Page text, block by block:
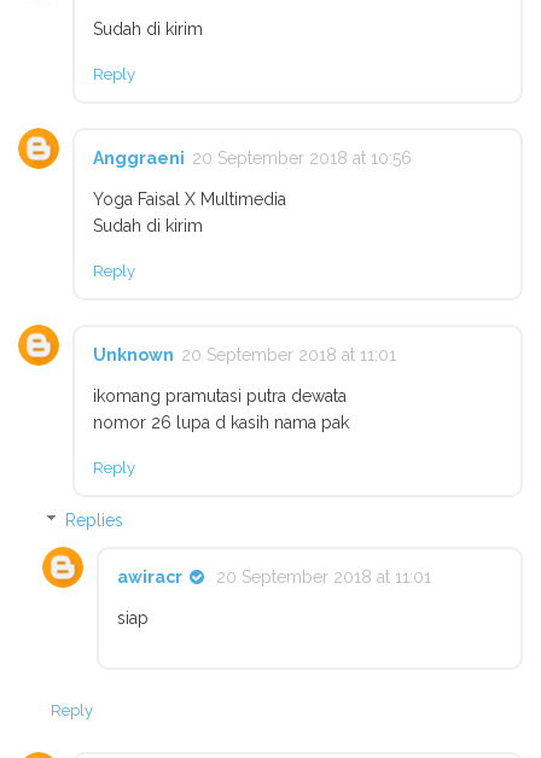
Sudah di kirim
Reply
Anggraeni 20 September 2018 at 10:56
Yoga Faisal X Multimedia
Sudah di kirim
Reply
Unknown 20 September 2018 at 11:01
ikomang pramutasi putra dewata
nomor 26 lupa d kasih nama pak
Reply
Replies
awiracr 20 September 2018 at 11:01
siap
Reply